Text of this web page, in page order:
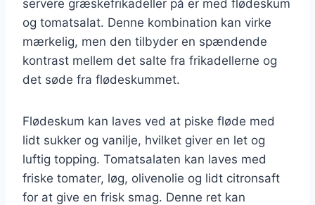
servere græskefrikadeller på er med flødeskum
og tomatsalat. Denne kombination kan virke
mærkelig, men den tilbyder en spændende
kontrast mellem det salte fra frikadellerne og
det søde fra flødeskummet.
Flødeskum kan laves ved at piske fløde med
lidt sukker og vanilje, hvilket giver en let og
luftig topping. Tomatsalaten kan laves med
friske tomater, løg, olivenolie og lidt citronsaft
for at give en frisk smag. Denne ret kan